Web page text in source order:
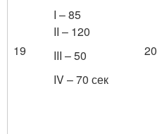
19
I – 85
II – 120
III – 50
IV – 70 сек
20